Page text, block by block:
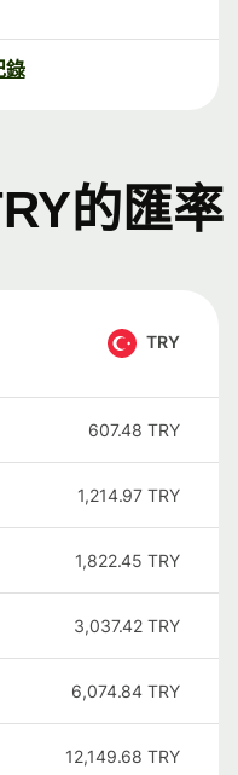
錄
的匯率
TRY
607.48 TRY
1,214.97 TRY
1,822.45 TRY
3,037.42 TRY
6,074.84 TRY
12,149.68 TRY